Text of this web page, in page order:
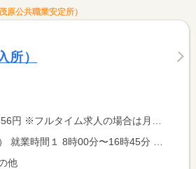
原公共職業安定所）
所）
場合は月額（換算額）、パート求人の場合は時間額を表示しています。
他